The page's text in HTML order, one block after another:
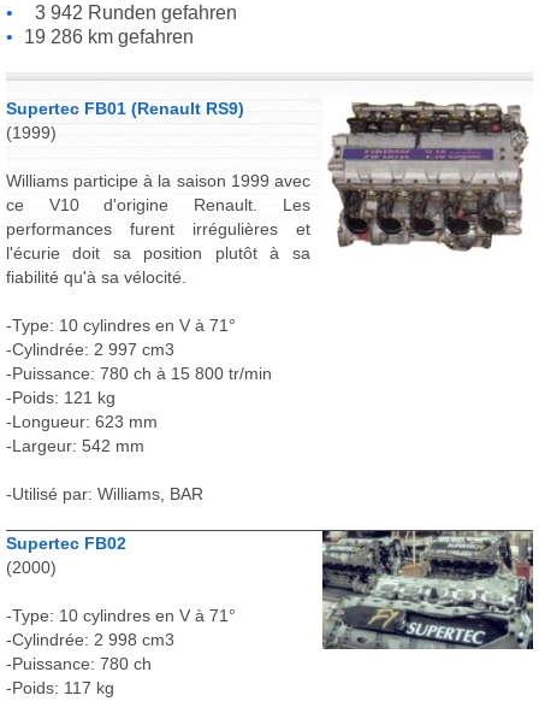
3 942 Runden gefahren
19 286 km gefahren
Supertec FB01 (Renault RS9)
(1999)
Williams participe à la saison 1999 avec
ce V10 d'origine Renault. Les
performances furent irrégulières et
l'écurie doit sa position plutôt à sa
fiabilité qu'à sa vélocité.
-Type: 10 cylindres en V à 71°
-Cylindrée: 2 997 cm3
-Puissance: 780 ch à 15 800 tr/min
-Poids: 121 kg
-Longueur: 623 mm
-Largeur: 542 mm
-Utilisé par: Williams, BAR
Supertec FB02
(2000)
-Type: 10 cylindres en V à 71°
-Cylindrée: 2 998 cm3
-Puissance: 780 ch
-Poids: 117 kg